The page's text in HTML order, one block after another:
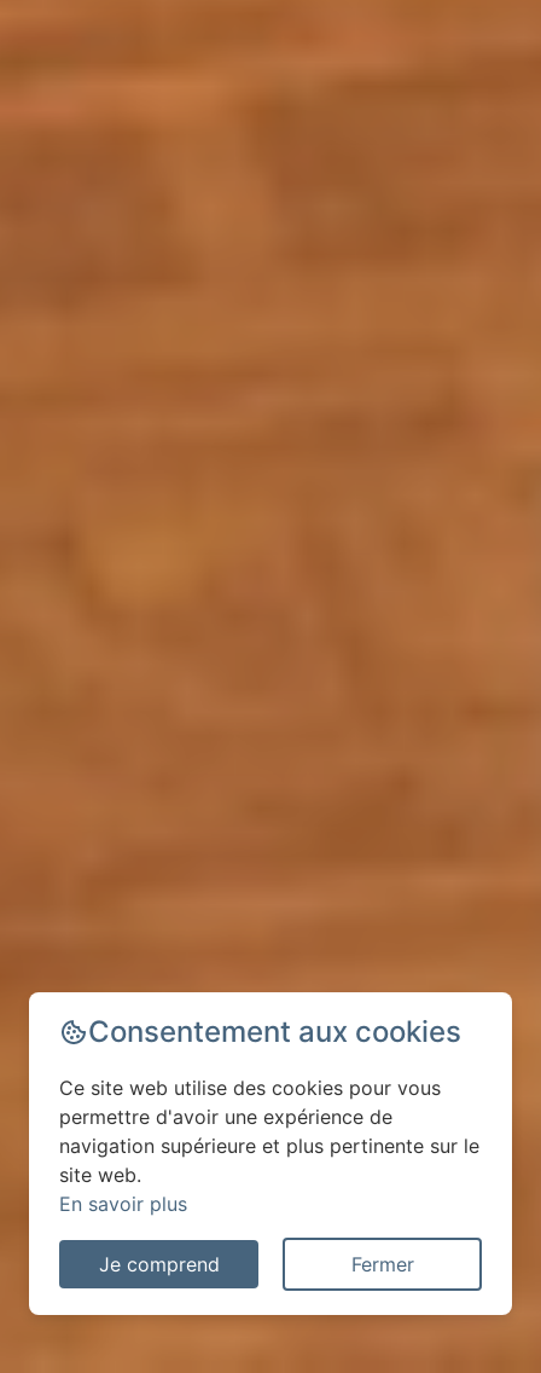
Consentement aux cookies
Ce site web utilise des cookies pour vous
permettre d'avoir une expérience de
navigation supérieure et plus pertinente sur le
site web.
En savoir plus
Je comprend Fermer